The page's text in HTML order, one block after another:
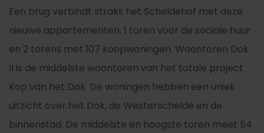
Een brug verbindt straks het Scheldehof met deze
nieuwe appartementen, 1 toren voor de sociale huur
en 2 torens met 107 koopwoningen. Woontoren Dok
II is de middelste woontoren van het totale project
Kop van het Dok. De woningen hebben een uniek
uitzicht over het Dok, de Westerschelde en de
binnenstad. De middelste en hoogste toren meet 54